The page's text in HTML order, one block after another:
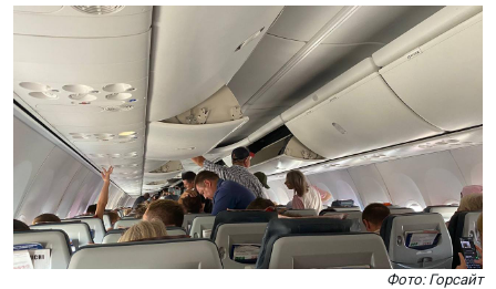
Фото: Горсайт